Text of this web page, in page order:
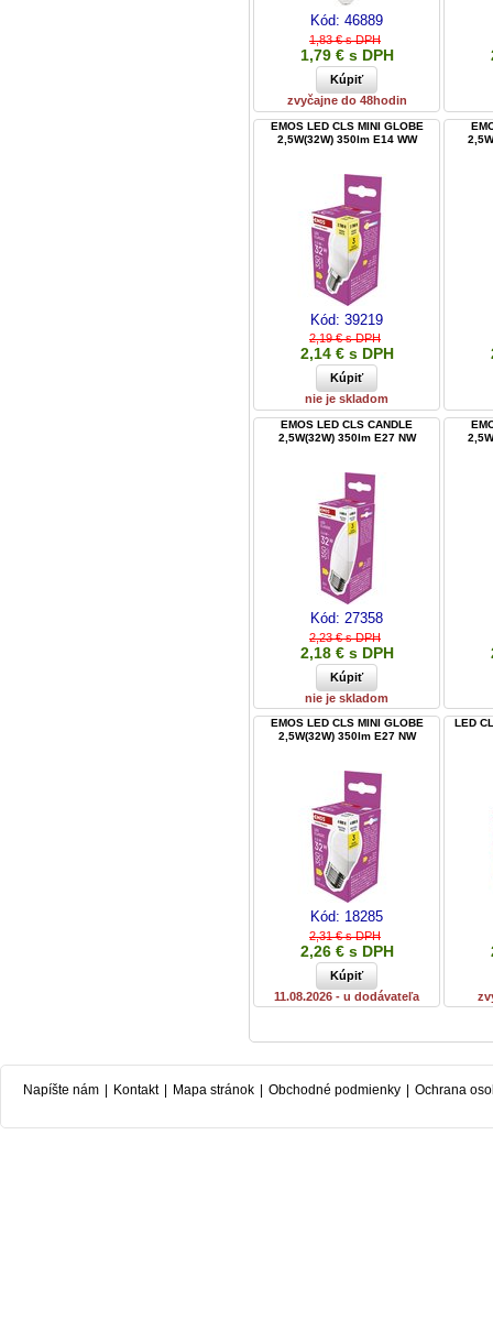
Kód: 46889
1,83 € s DPH
1,79 € s DPH
zvyčajne do 48hodin
EMOS LED CLS MINI GLOBE
2,5W(32W) 350lm E14 WW
Kód: 39219
2,19 € s DPH
2,14 € s DPH
nie je skladom
EMOS LED CLS CANDLE
2,5W(32W) 350lm E27 NW
Kód: 27358
2,23 € s DPH
2,18 € s DPH
nie je skladom
EMOS LED CLS MINI GLOBE
2,5W(32W) 350lm E27 NW
Kód: 18285
2,31 € s DPH
2,26 € s DPH
11.08.2026 - u dodávateľa
LED
Napíšte nám Kontakt Mapa stránok Obchodné podmienky Ochrana